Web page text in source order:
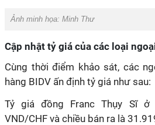
Ảnh minh họa: Minh Thư
Cập nhật tỷ giá của các loại
Cùng thời điểm khảo sát, các
hàng BIDV ấn định tỷ giá như sau:
Tỷ giá đồng Franc Thụy Sĩ ở
VND/CHF và chiều bán ra là